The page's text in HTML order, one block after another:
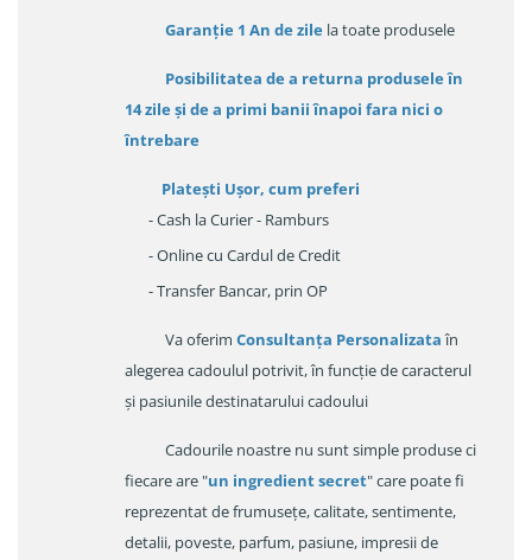
Garanție 1 An de zile la toate produsele
Posibilitatea de a returna produsele în
14 zileși de a primi banii înapoi fara nici o
întrebare
Platești Ușor, cum preferi
- Cash la Curier - Ramburs
- Online cu Cardul de Credit
- Transfer Bancar, prin OP
Va oferim Consultanța Personalizataîn
alegerea cadoulul potrivit, în funcție de caracterul
și pasiunile destinatarului cadoului
Cadourile noastre nu sunt simple produse ci
fiecare are "un ingredient secret" care poate fi
reprezentat de frumusețe, calitate, sentimente,
detalii, poveste, parfum, pasiune, impresii de